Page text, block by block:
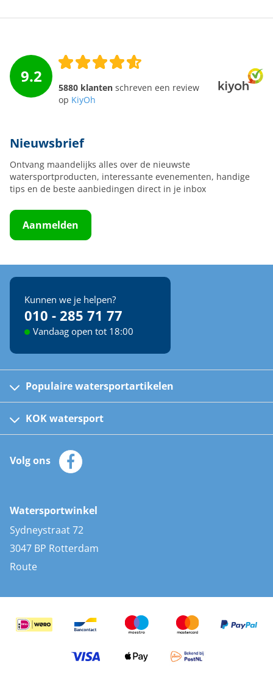
9.2
5880 klanten schreven een review
op KiyOh
Nieuwsbrief
Ontvang maandelijks alles over de nieuwste
watersportproducten, interessante evenementen, handige
tips en de beste aanbiedingen direct in je inbox
Aanmelden
Kunnen we je helpen?
010 - 285 71 77
Vandaag open tot 18:00
Populaire watersportartikelen
Kinder reddingsvesten
Automatische reddingsvesten
Zeilkleding
Zonnepanelen
AIS transponders
Stootwillen en fenders
Bootkussens
Zwemtrappen
KOK watersport
Klantenservice
Merken
Volg ons
Watersportwinkel
Sydneystraat 72
3047 BP Rotterdam
Route